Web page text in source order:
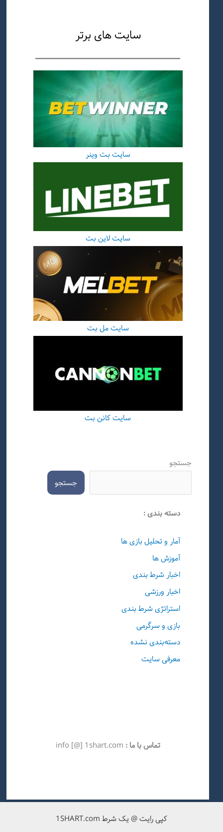
سایت های برتر
سایت بت وینر
سایت لاین بت
سایت مل بت
سایت کانن بت
جستجو
جستجو
دسته بندی :
آمار و تحلیل بازی ها
آموزش ها
اخبار شرط بندی
اخبار ورزشی
استراتژی شرط بندی
بازی و سرگرمی
دسته‌بندی نشده
معرفی سایت
تماس با ما : info [@] 1shart.com
کپی رایت @ یک شرط 1SHART.com